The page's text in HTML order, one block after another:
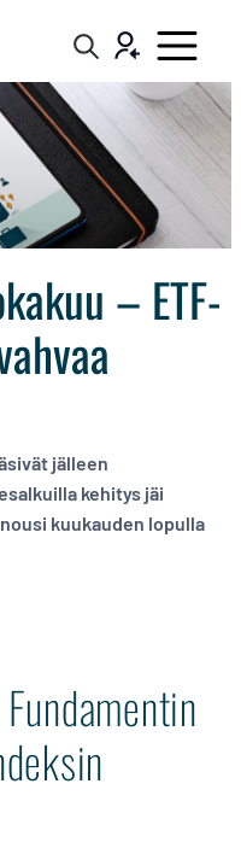
– ETF-
jälleen
kehitys jäi
kuukauden lopulla